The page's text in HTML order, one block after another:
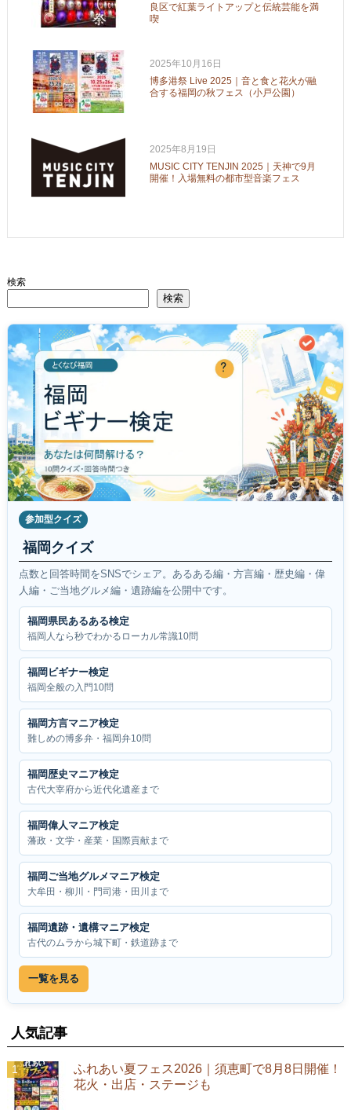
良区で紅葉ライトアップと伝統芸能を満
喫
2025年10月16日
博多港祭 Live 2025｜音と食と花火が融
合する福岡の秋フェス（小戸公園）
2025年8月19日
MUSIC CITY TENJIN 2025｜天神で9月
開催！入場無料の都市型音楽フェス
検索
検索
参加型クイズ
福岡クイズ
点数と回答時間をSNSでシェア。あるある編・方言編・歴史編・偉
人編・ご当地グルメ編・遺跡編を公開中です。
福岡県民あるある検定
福岡人なら秒でわかるローカル常識10問
福岡ビギナー検定
福岡全般の入門10問
福岡方言マニア検定
難しめの博多弁・福岡弁10問
福岡歴史マニア検定
古代大宰府から近代化遺産まで
福岡偉人マニア検定
藩政・文学・産業・国際貢献まで
福岡ご当地グルメマニア検定
大牟田・柳川・門司港・田川まで
福岡遺跡・遺構マニア検定
古代のムラから城下町・鉄道跡まで
一覧を見る
人気記事
ふれあい夏フェス2026｜須恵町で8月8日開催！
花火・出店・ステージも